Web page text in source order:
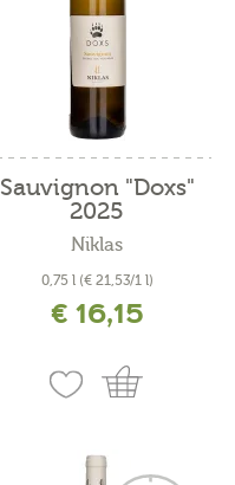
Sauvignon "Doxs"
2025
Niklas
0,75 l (€ 21,53/1 l)
€ 16,15